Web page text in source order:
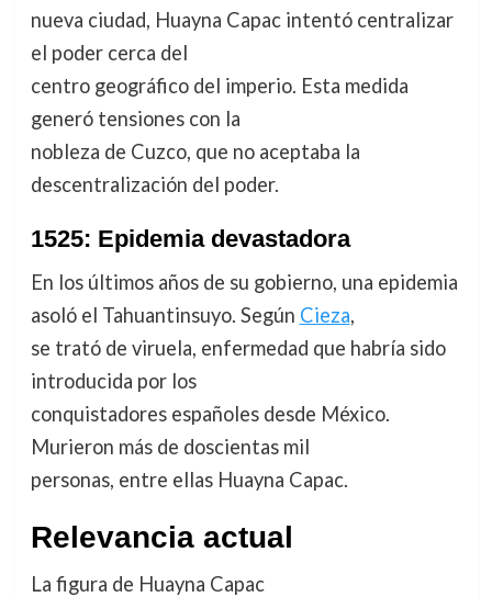
nueva ciudad, Huayna Capac intentó centralizar
el poder cerca del
centro geográfico del imperio. Esta medida
generó tensiones con la
nobleza de Cuzco, que no aceptaba la
descentralización del poder.
1525: Epidemia devastadora
En los últimos años de su gobierno, una epidemia
asoló el Tahuantinsuyo. Según Cieza,
se trató de viruela, enfermedad que habría sido
introducida por los
conquistadores españoles desde México.
Murieron más de doscientas mil
personas, entre ellas Huayna Capac.
Relevancia actual
La figura de Huayna Capac